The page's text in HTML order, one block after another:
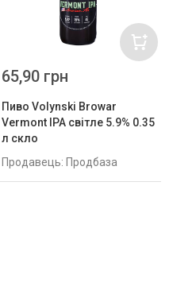
Пиво Volynski Browar
Vermont IPA світле 5.9% 0.35
л скло
Продавець: Продбаза
65,90 грн